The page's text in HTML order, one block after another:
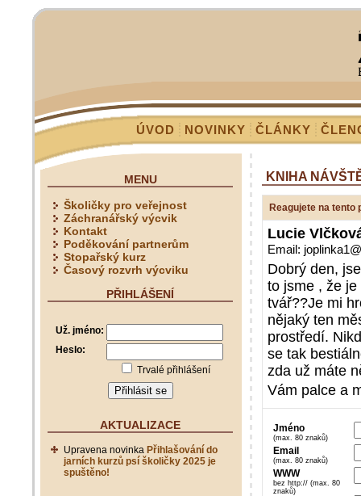
ÚVOD NOVINKY ČLÁNKY
KNIHA
Reagujete na tento
Lucie
Email:
Dobrý den,
to jsme , že
tvář??Je mi
nějaký ten
prostředí.
se tak
zda už máte
Vám palce a
Jméno
(max. 80 znaků)
Email
(max. 80 znaků)
WWW
bez http:// (max. 80
znaků)
MENU
Školičky pro veřejnost
Záchranářský výcvik
Kontakt
Poděkování partnerům
Stopařský kurz
Časový rozvrh výcviku
PŘIHLÁŠENÍ
Už. jméno:
Heslo:
Trvalé přihlášení
AKTUALIZACE
Upravena novinka Přihlašování do
jarních kurzů psí školičky 2025 je
spuštěno!